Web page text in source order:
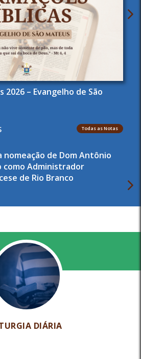
2026 – Evangelho de São
Todas as Notas
nomeação de Dom Antônio
como Administrador
de Rio Branco
DIÁRIA